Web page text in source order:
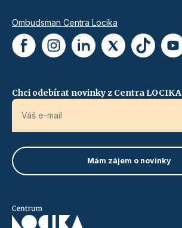
Ombudsman Centra Locika
Chci odebírat novinky z Centra LOCIKA